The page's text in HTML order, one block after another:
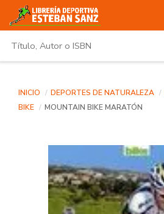
INICIO DEPORTES DE NATURALEZA
BIKE
MOUNTAIN BIKE MARATÓN